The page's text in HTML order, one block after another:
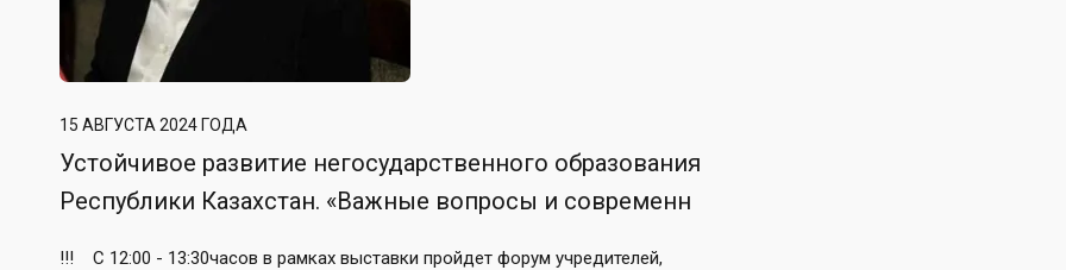
15 АВГУСТА 2024 ГОДА
Устойчивое развитие негосударственного образования
Республики Казахстан. «Важные вопросы и современн
!!! С 12:00 - 13:30часов в рамках выставки пройдет форум учредителей,